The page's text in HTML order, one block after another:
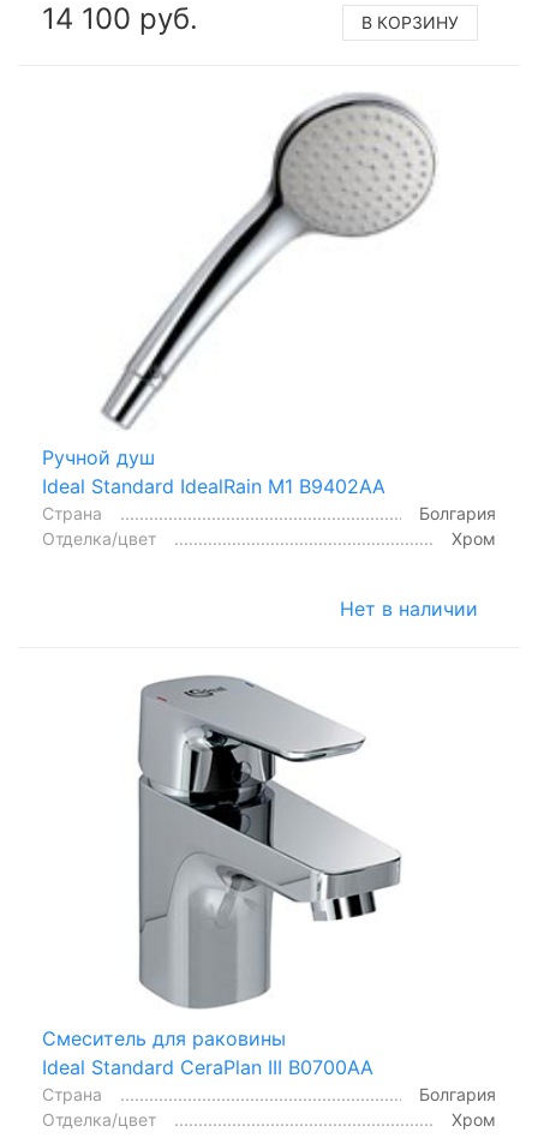
14 100 руб. В КОРЗИНУ
Ручной душ
Ideal Standard IdealRain M1 B9402AA
Страна
Болгария
Отделка/цвет
Хром
Нет в наличии
Смеситель для раковины
Ideal Standard CeraPlan III B0700AA
Страна
Болгария
Отделка/цвет
Хром